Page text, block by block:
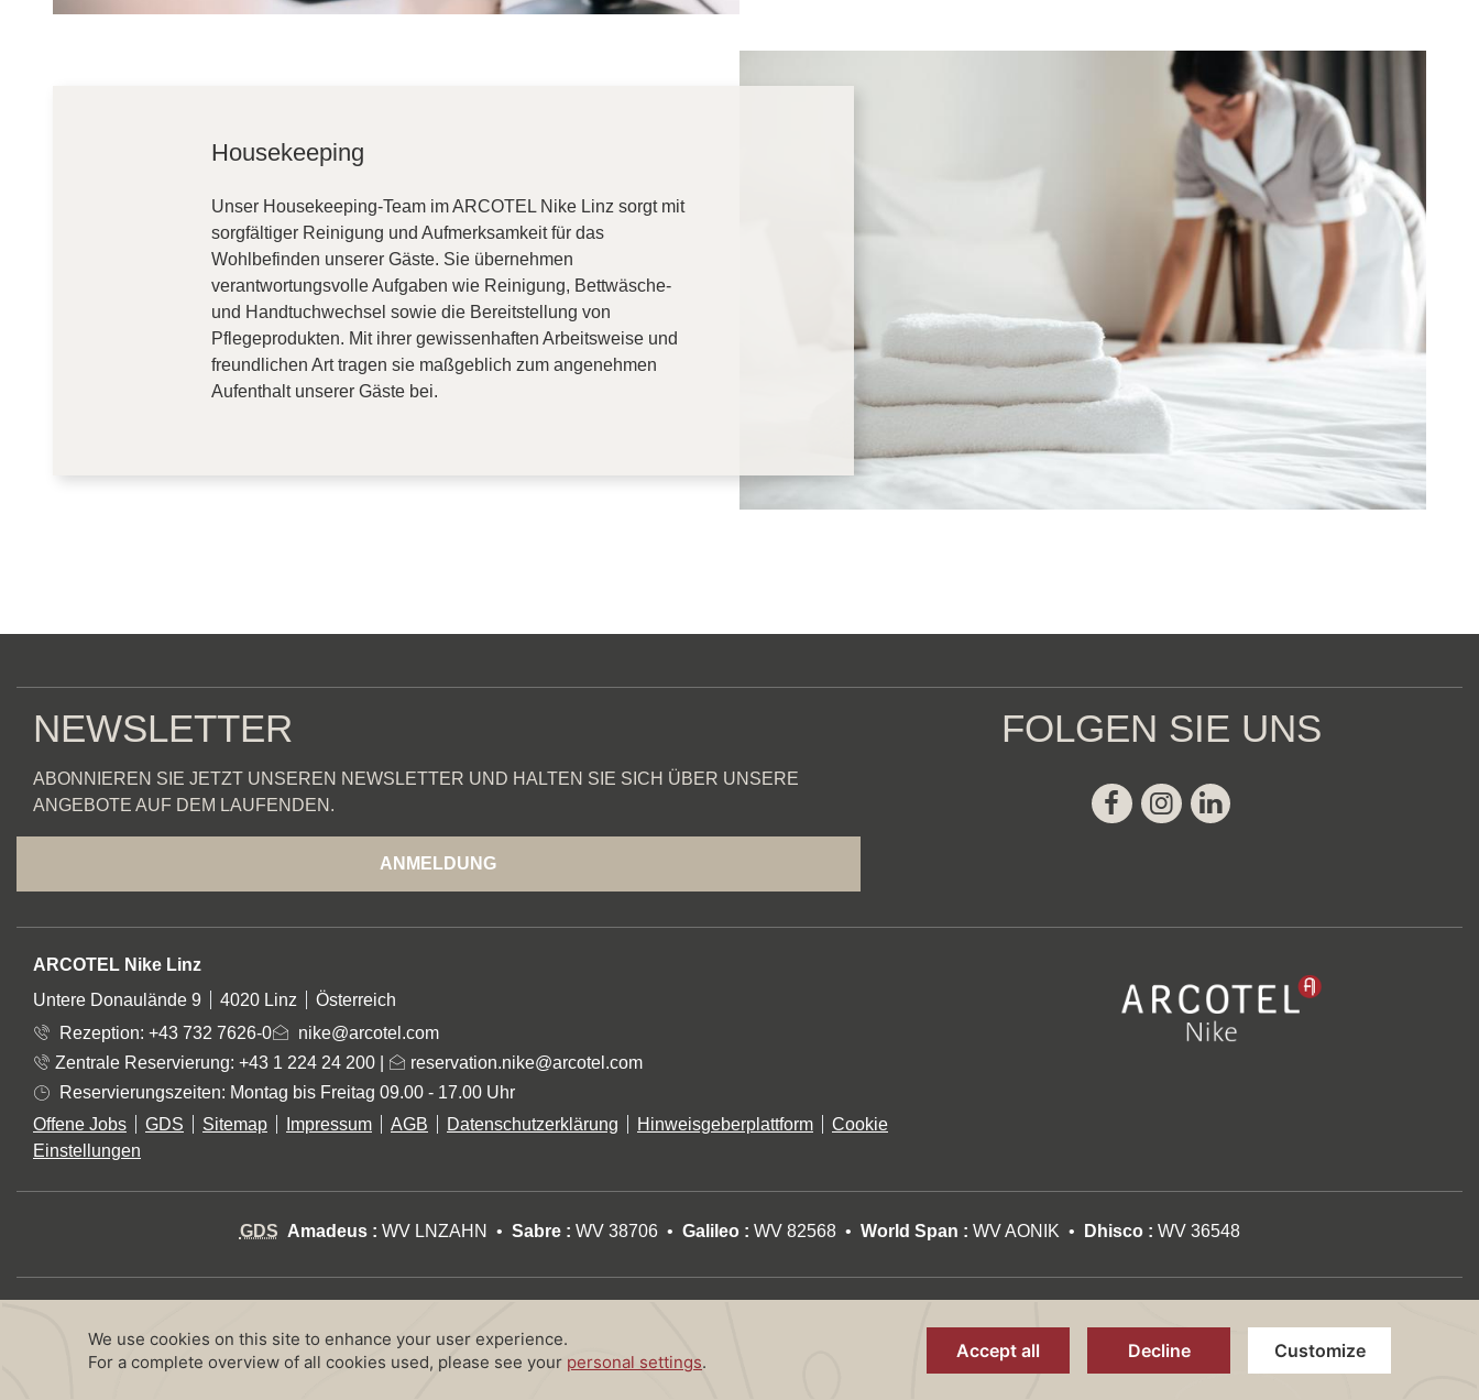
Housekeeping
Unser Housekeeping-Team im ARCOTEL Nike Linz sorgt mit
sorgfältiger Reinigung und Aufmerksamkeit für das
Wohlbefinden unserer Gäste. Sie übernehmen
verantwortungsvolle Aufgaben wie Reinigung, Bettwäsche-
und Handtuchwechsel sowie die Bereitstellung von
Pflegeprodukten. Mit ihrer gewissenhaften Arbeitsweise und
freundlichen Art tragen sie maßgeblich zum angenehmen
Aufenthalt unserer Gäste bei.
NEWSLETTER
ABONNIEREN SIE JETZT UNSEREN NEWSLETTER UND HALTEN SIE SICH ÜBER UNSERE
ANGEBOTE AUF DEM LAUFENDEN.
ANMELDUNG
ADRESSE
ARCOTEL Nike Linz
Untere Donaulände 9
4020 Linz
Österreich
Rezeption: +43 732 7626-0
nike@arcotel.com
Zentrale Reservierung: +43 1 224 24 200
reservation.nike@arcotel.com
Reservierungszeiten: Montag bis Freitag 09.00 - 17.00 Uhr
Offene Jobs
GDS Sitemap Impressum AGB Datenschutzerklärung Hinweisgeberplattform
Cookie
Einstellungen
FOLGEN SIE UNS
Facebook
Instagram
Linkedin
GDS Amadeus : WV LNZAHN Sabre : WV 38706 Galileo : WV 82568 World Span : WV AONIK Dhisco : WV 36548